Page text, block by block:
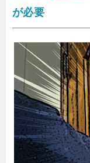
が必要